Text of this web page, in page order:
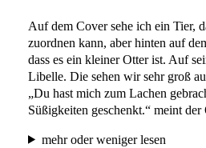
Auf dem Cover sehe ich ein Tier,
zuordnen kann, aber hinten auf
dass es ein kleiner Otter ist. Auf
Libelle. Die sehen wir sehr groß
„Du hast mich zum Lachen
Süßigkeiten geschenkt.“ meint der
mehr oder weniger lesen